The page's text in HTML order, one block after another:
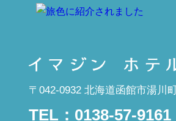
〒042-0932 北海道函館市湯川
TEL： 0138-57-9161